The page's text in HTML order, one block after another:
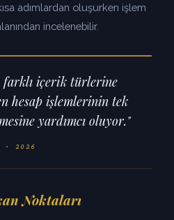
adımlardan oluşurken işlem
incelenebilir.
farklı içerik türlerine
hesap işlemlerinin tek
yardımcı oluyor."
· 2026
Noktaları